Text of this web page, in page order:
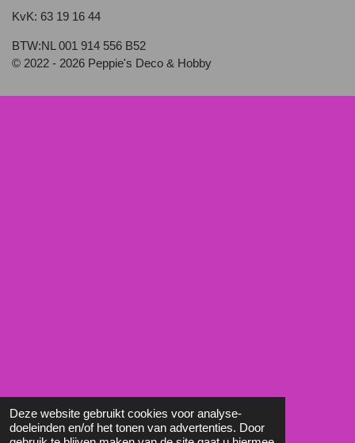
Deze website gebruikt cookies voor analyse-
doeleinden en/of het tonen van advertenties. Door
KvK: 63 19 16 44
BTW:NL 001 914 556 B52
© 2022 - 2026 Peppie's Deco & Hobby